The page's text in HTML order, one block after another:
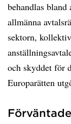
behandlas
allmänna
sektorn,
och skyddet för
Europarätten